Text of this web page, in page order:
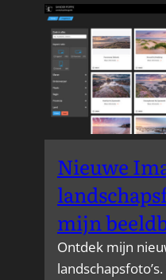
Nieuwe
mijn
Ontdek mijn